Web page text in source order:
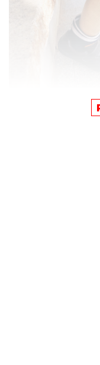
แม้จะมีการจัดตั้งโรง